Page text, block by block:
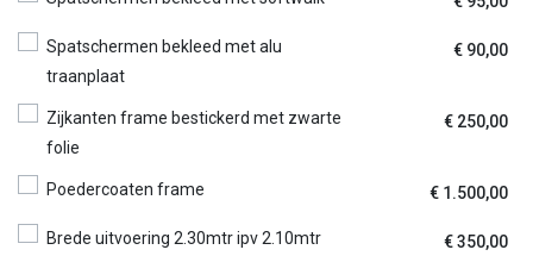
Spatschermen bekleed met alu
traanplaat
€ 90,00
Zijkanten frame bestickerd met zwarte
folie
€ 250,00
Poedercoaten frame € 1.500,00
Brede uitvoering 2.30mtr ipv 2.10mtr €350,00